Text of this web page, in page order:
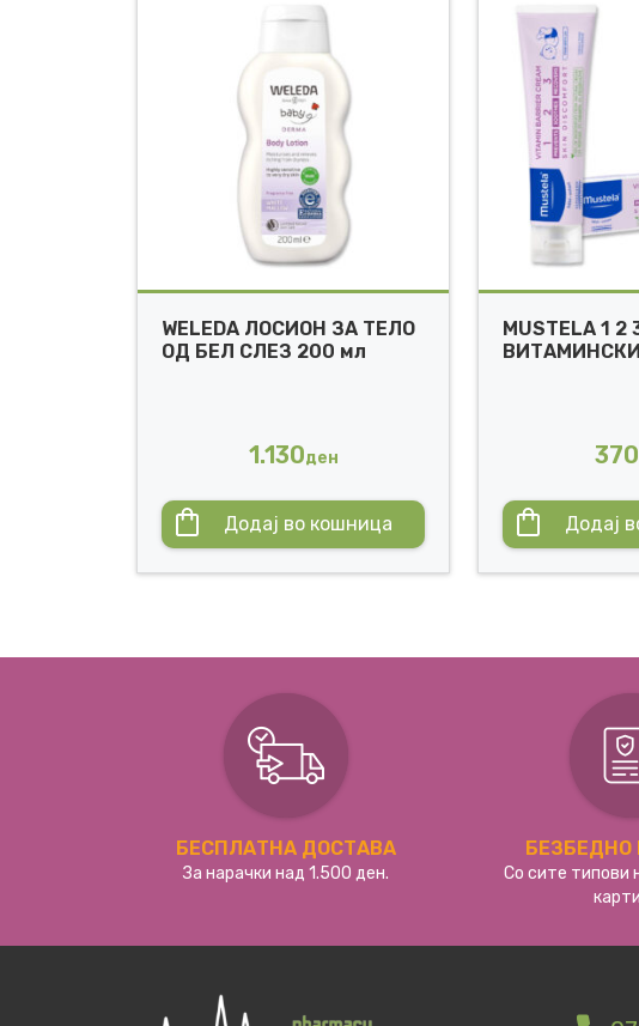
WELEDA ЛОСИОН ЗА ТЕЛО
ОД БЕЛ СЛЕЗ 200 мл
1.130ден
Додај во кошница
MUSTELA 1
370
Додај
БЕСПЛАТНА ДОСТАВА
За нарачки над 1.500 ден.
Со сите типови